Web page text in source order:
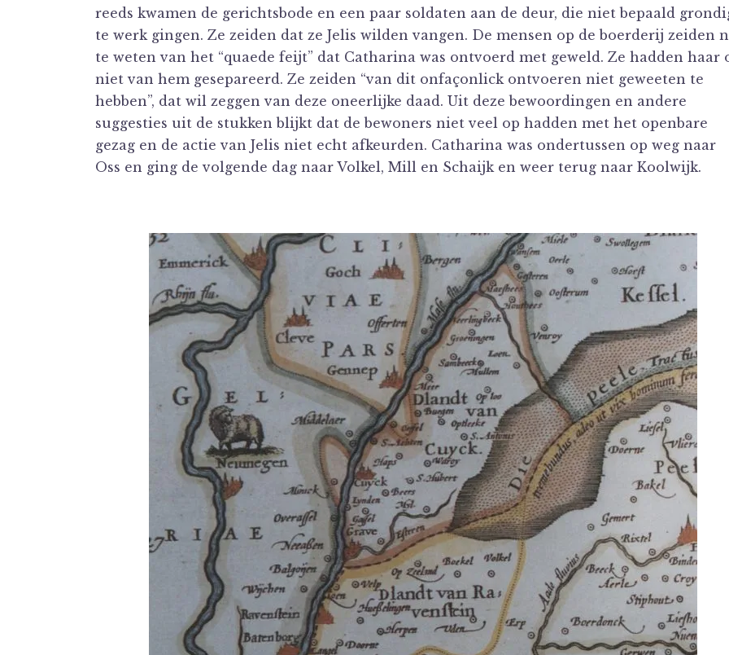
reeds kwamen de gerichtsbode en een paar soldaten aan de deur, die niet bepaald
te werk gingen. Ze zeiden dat ze Jelis wilden vangen. De mensen op de boerderij zeiden
te weten van het “quaede feijt” dat Catharina was ontvoerd met geweld. Ze hadden haar
niet van hem gesepareerd. Ze zeiden “van dit onfaçonlick ontvoeren niet geweeten te
hebben”, dat wil zeggen van deze oneerlijke daad. Uit deze bewoordingen en andere
suggesties uit de stukken blijkt dat de bewoners niet veel op hadden met het openbare
gezag en de actie van Jelis niet echt afkeurden. Catharina was ondertussen op weg naar
Oss en ging de volgende dag naar Volkel, Mill en Schaijk en weer terug naar Koolwijk.